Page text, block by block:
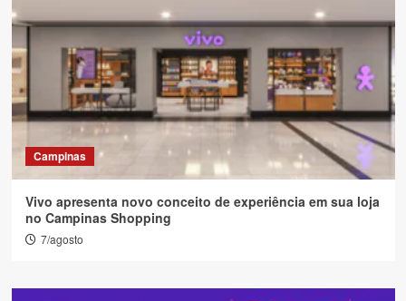
Campinas
Vivo apresenta novo conceito de experiência em sua loja
no Campinas Shopping
7/agosto